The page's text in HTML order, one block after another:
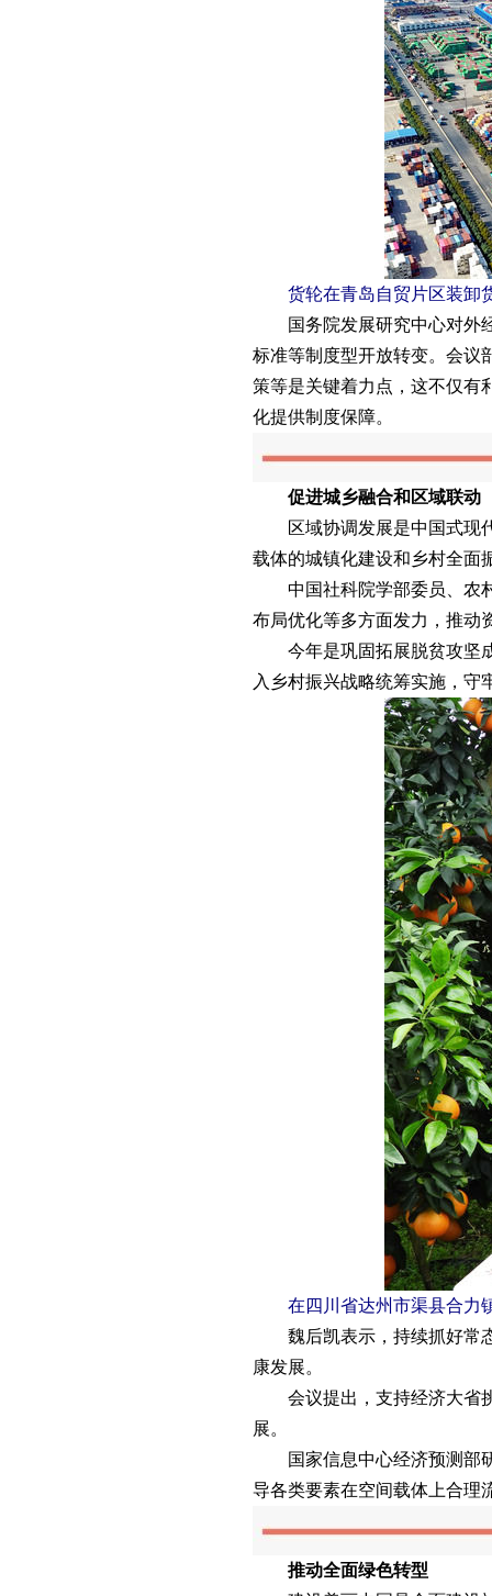
货轮在青岛自贸片区装卸货
国务院发展研究中心对外经
标准等制度型开放转变。会议
策等是关键着力点，这不仅有
化提供制度保障。
促进城乡融合和区域联动
区域协调发展是中国式现代
载体的城镇化建设和乡村全面
中国社科院学部委员、农村
布局优化等多方面发力，推动
今年是巩固拓展脱贫攻坚成
入乡村振兴战略统筹实施，守
在四川省达州市渠县合力镇
魏后凯表示，持续抓好常态
康发展。
会议提出，支持经济大省挑
展。
国家信息中心经济预测部研
导各类要素在空间载体上合理
推动全面绿色转型